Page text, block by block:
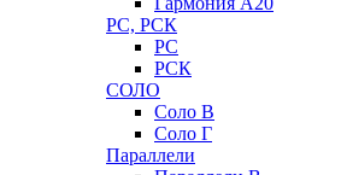
РС, РСК
РС
РСК
СОЛО
Соло В
Соло Г
Параллели